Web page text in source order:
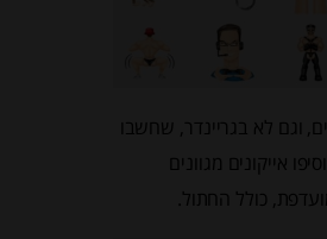
וגם לא בגריינדר, שחשבו
אייקונים מגוונים
כולל החתול.